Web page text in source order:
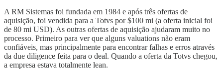
A RM Sistemas foi fundada em 1984 e após três ofertas de
aquisição, foi vendida para a Totvs por $100 mi (a oferta inicial foi
de 80 mi USD). As outras ofertas de aquisição ajudaram muito no
processo. Primeiro para ver que alguns valuations não eram
confiáveis, mas principalmente para encontrar falhas e erros através
da due diligence feita para o deal. Quando a oferta da Totvs chegou,
a empresa estava totalmente lean.